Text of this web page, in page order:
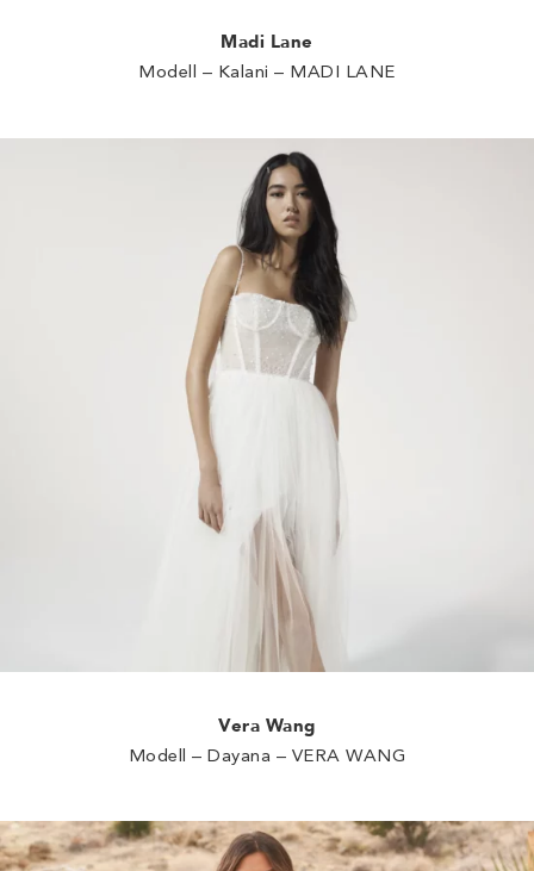
Madi Lane
Modell – Kalani – MADI LANE
Vera Wang
Modell – Dayana – VERA WANG